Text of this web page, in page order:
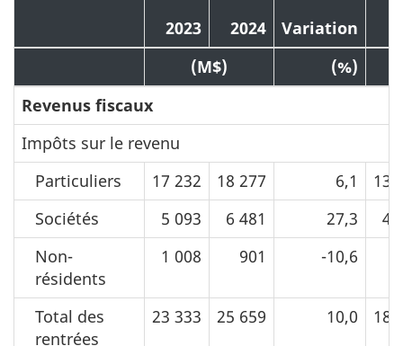
2023 2024 Variation
(M$)
(%)
Revenus fiscaux
Impôts sur le revenu
Particuliers
17 232 18 277 6,1
Sociétés
5 093 6 481 27,3
Non-
résidents
1 008 901 -10,6
Total des
rentrées
23 333 25 659 10,0